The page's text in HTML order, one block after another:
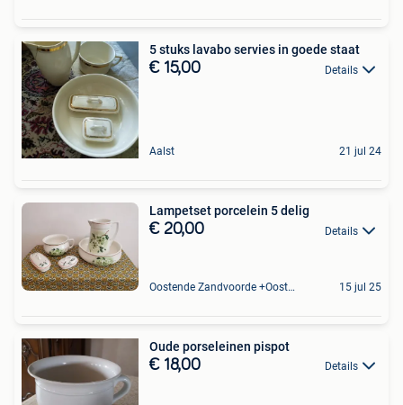
5 stuks lavabo servies in goede staat
€ 15,00 Details
Aalst 21 jul 24
Lampetset porcelein 5 delig
€ 20,00 Details
Oostende Zandvoorde +Oostende 15 jul 25
Oude porseleinen pispot
€ 18,00 Details